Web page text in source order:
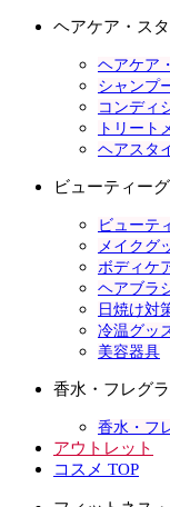
ヘアケア・ス
ヘアケア
シャンプ
コンディ
トリート
ヘアスタ
ビューティー
ビューテ
メイクグ
ボディケ
ヘアブラ
日焼け対
冷温グッ
美容器具
香水・フレグ
香水・フ
アウトレット
コスメ TOP